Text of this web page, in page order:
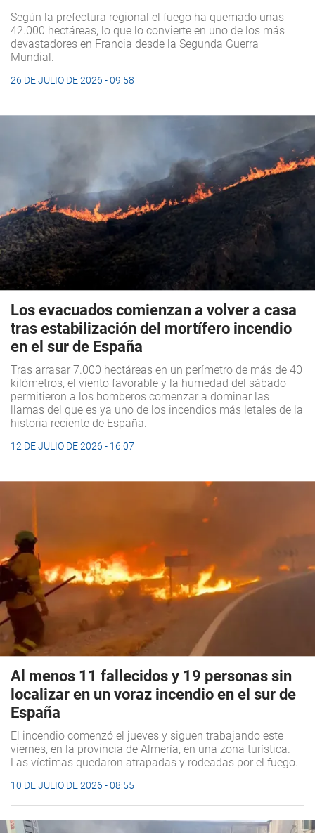
Según la prefectura regional el fuego ha quemado unas
42.000 hectáreas, lo que lo convierte en uno de los más
devastadores en Francia desde la Segunda Guerra
Mundial.
26 DE JULIO DE 2026 - 09:58
Los evacuados comienzan a volver a casa
tras estabilización del mortífero incendio
en el sur de España
Tras arrasar 7.000 hectáreas en un perímetro de más de 40
kilómetros, el viento favorable y la humedad del sábado
permitieron a los bomberos comenzar a dominar las
llamas del que es ya uno de los incendios más letales de la
historia reciente de España.
12 DE JULIO DE 2026 - 16:07
Al menos 11 fallecidos y 19 personas sin
localizar en un voraz incendio en el sur de
España
El incendio comenzó el jueves y siguen trabajando este
viernes, en la provincia de Almería, en una zona turística.
Las víctimas quedaron atrapadas y rodeadas por el fuego.
10 DE JULIO DE 2026 - 08:55